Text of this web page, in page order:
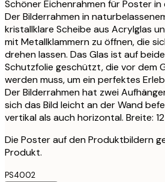
Schöner Eichenrahmen für Poster
Der Bilderrahmen in
kristallklare Scheibe aus Acrylglas
mit Metallklammern zu öffnen, die
drehen lassen. Das Glas ist auf
Schutzfolie geschützt, die vor dem
werden muss, um ein perfektes
Der Bilderrahmen hat zwei
sich das Bild leicht an der Wand
vertikal als auch horizontal. Breite:
Die Poster auf den Produktbildern
Produkt.
PS4002